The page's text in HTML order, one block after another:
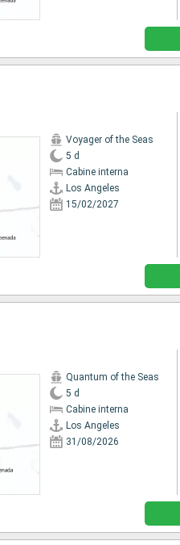
Voyager of the Seas
5 d
Cabine interna
Los Angeles
15/02/2027
Quantum of the Seas
5 d
Cabine interna
Los Angeles
31/08/2026